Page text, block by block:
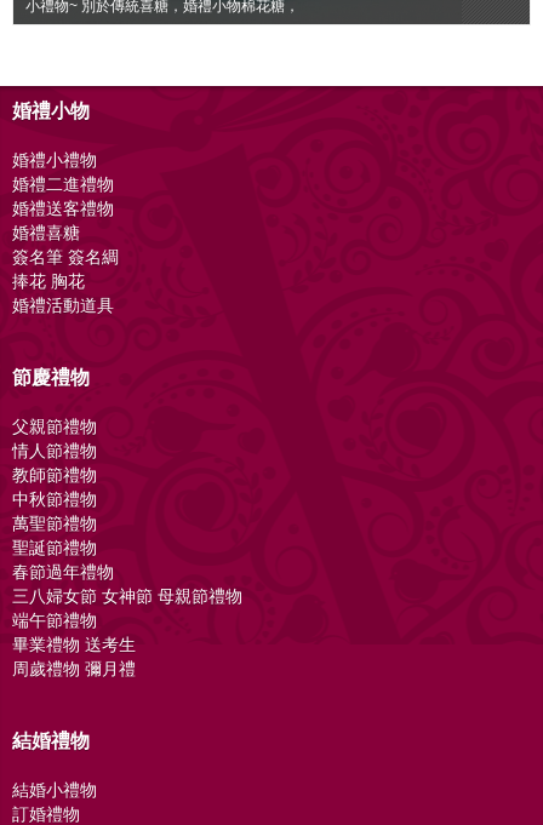
小禮物~ 別於傳統喜糖，婚禮小物棉花糖，
婚禮小物
婚禮小禮物
婚禮二進禮物
婚禮送客禮物
婚禮喜糖
簽名筆 簽名綢
捧花 胸花
婚禮活動道具
節慶禮物
父親節禮物
情人節禮物
教師節禮物
中秋節禮物
萬聖節禮物
聖誕節禮物
春節過年禮物
三八婦女節 女神節 母親節禮物
端午節禮物
畢業禮物 送考生
周歲禮物 彌月禮
結婚禮物
結婚小禮物
訂婚禮物